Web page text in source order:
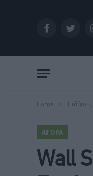
Facebook
Home Ειδήσεις
ΑΓΟΡΆ
Wall